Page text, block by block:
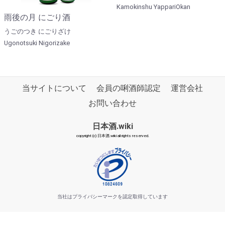
雨後の月 にごり酒
うごのつき にごりざけ
Ugonotsuki Nigorizake
Kamokinshu YappariOkan
当サイトについて 会員の唎酒師認定
運営会社
お問い合わせ
日本酒.wiki
copyright (c) 日本酒.wiki all rights reserved.
当社はプライバシーマークを認定取得しています